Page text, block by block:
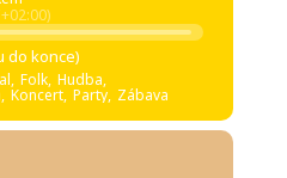
do konce)
Folk, Hudba,
Koncert, Party, Zábava